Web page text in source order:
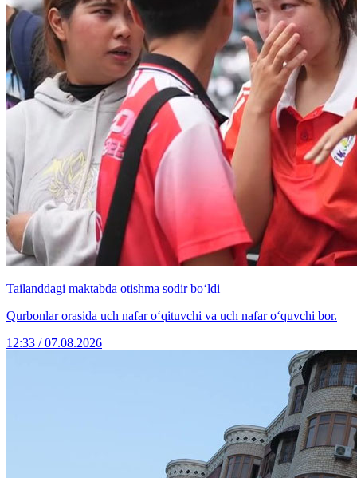
Tailanddagi maktabda otishma sodir bo‘ldi
Qurbonlar orasida uch nafar o‘qituvchi va uch nafar o‘quvchi bor.
12:33 / 07.08.2026